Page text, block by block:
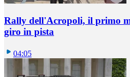
Rally dell'Acropoli, il primo
giro in pista
04:05